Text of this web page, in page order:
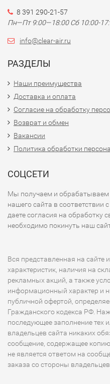
8 391 290-21-57
Пн—Пт 9:00—18:00 Сб 10:00-
info@clear-air.ru
РАЗДЕЛЫ
Наши преимущества
Доставка и оплата
Согласие на обработку
Возврат и обмен
Вакансии
Политика обработки
СОЦСЕТИ
Мы получаем и обрабатываем
нашего сайта в соответствии с
даете согласия на обработку
необходимо покинуть наш
Вся представленная на
характеристик, наличия на
рекламных акций, а также
информационный характер и
публичной офертой,
Гражданского кодекса РФ.
последующее заполнение тех
владельцев сайта никаких
сообщение, содержащее
не является ответом на
заказа со стороны владельцев